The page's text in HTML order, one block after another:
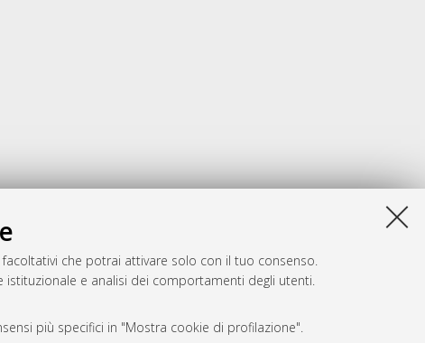
che potrai attivare solo con il tuo consenso.
e analisi dei comportamenti degli utenti.
più specifici in "Mostra cookie di profilazione".